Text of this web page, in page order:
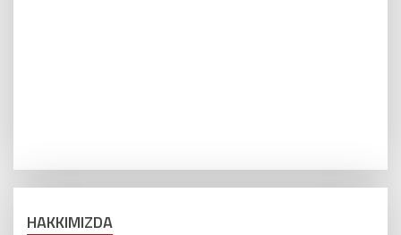
HAKKIMIZDA